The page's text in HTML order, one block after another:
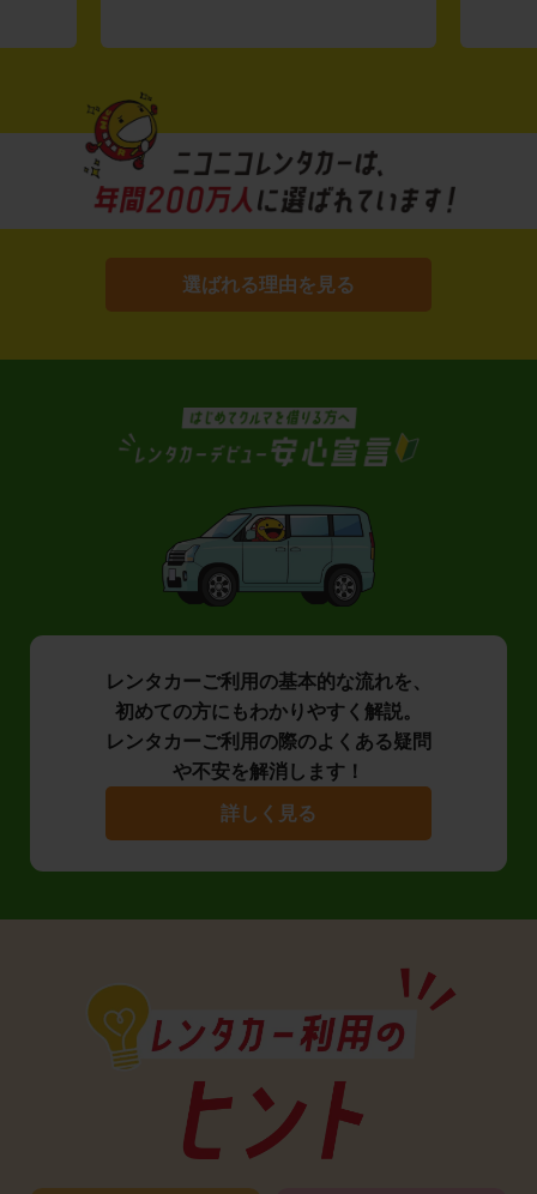
選ばれる理由を見る
レンタカーご利用の基本的な流れを、
初めての方にもわかりやすく解説。
レンタカーご利用の際のよくある疑問
や不安を解消します！
詳しく見る